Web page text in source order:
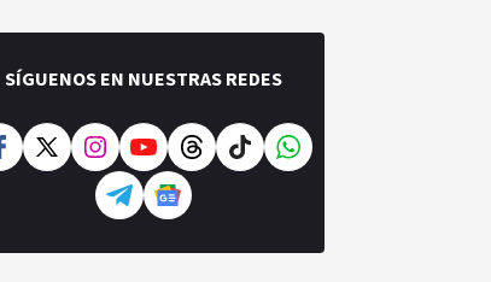
SÍGUENOS EN NUESTRAS REDES